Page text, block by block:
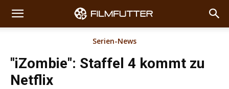
Serien-News
"iZombie": Staffel 4 kommt zu
Netflix